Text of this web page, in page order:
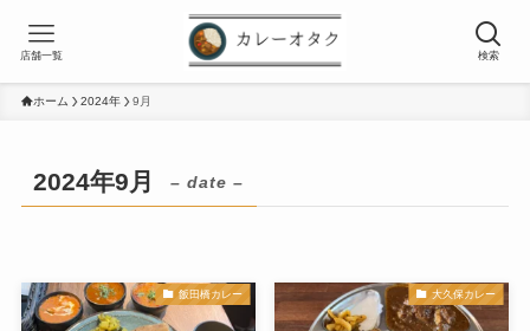
検索
店舗一覧
ホーム 2024年 9月
2024年9月 – date –
飯田橋カレー 大久保カレー